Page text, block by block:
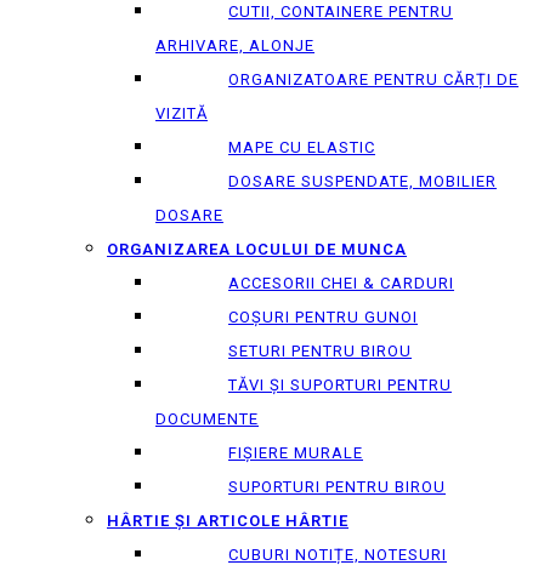
CUTII, CONTAINERE PENTRU
ARHIVARE, ALONJE
ORGANIZATOARE PENTRU CĂRȚI DE
VIZITĂ
MAPE CU ELASTIC
DOSARE SUSPENDATE, MOBILIER
DOSARE
ORGANIZAREA LOCULUI DE MUNCA
ACCESORII CHEI & СARDURI
COȘURI PENTRU GUNOI
SETURI PENTRU BIROU
TĂVI ȘI SUPORTURI PENTRU
DOCUMENTE
FIȘIERE MURALE
SUPORTURI PENTRU BIROU
HÂRTIE ȘI ARTICOLE HÂRTIE
CUBURI NOTIȚE, NOTESURI